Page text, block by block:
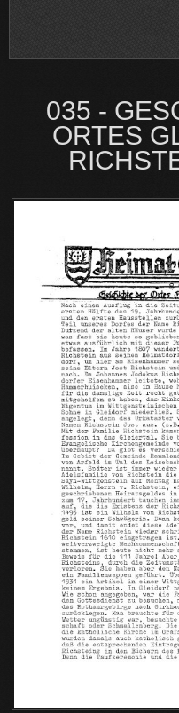
035 -
ORTES